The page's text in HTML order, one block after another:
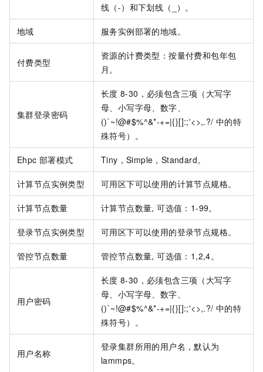
线（-）和下划线（_）。
地域 服务实例部署的地域。
付费类型
资源的计费类型：按量付费和包年包
月。
集群登录密码
长度 8-30，必须包含三项（大写字
母、小写字母、数字、
()`~!@#$%^&*-+=|{}[]:;'<>,.?/ 中的特
殊符号）。
Ehpc 部署模式 Tiny，Simple，Standard。
计算节点实例类型 可用区下可以使用的计算节点规格。
计算节点数量 计算节点数量, 可选值：1-99。
登录节点实例类型 可用区下可以使用的登录节点规格。
管控节点数量 管控节点数量, 可选值：1,2,4。
用户密码
长度 8-30，必须包含三项（大写字
母、小写字母、数字、
()`~!@#$%^&*-+=|{}[]:;'<>,.?/ 中的特
殊符号）。
用户名称
登录集群所用的用户名，默认为
lammps。